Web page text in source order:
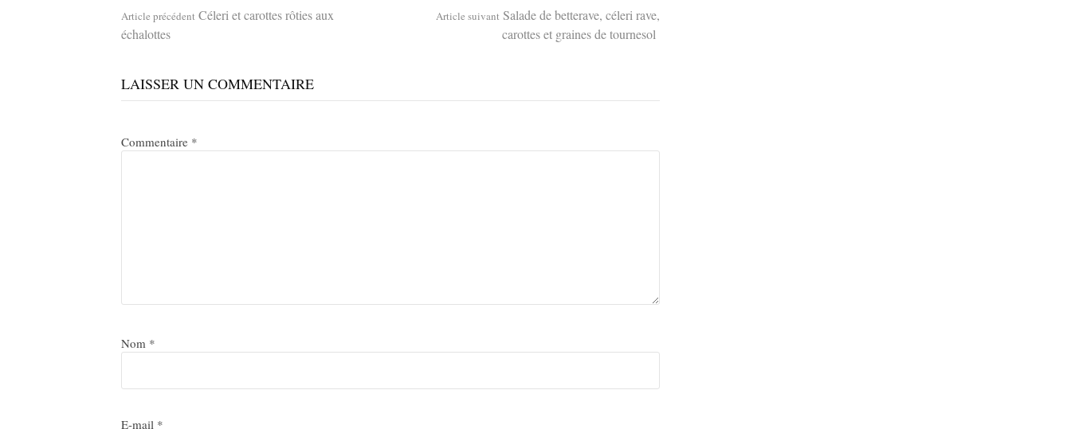
Lire
la
suite
Article précédent Céleri et carottes rôties aux
échalottes
Article suivant Salade de betterave, céleri rave,
carottes et graines de tournesol
LAISSER UN COMMENTAIRE
Commentaire *
Nom *
E-mail *